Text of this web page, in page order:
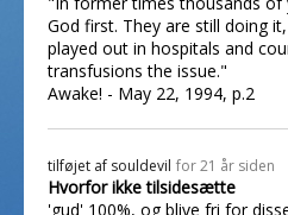
God first. They are still doing
played out in hospitals and
transfusions the issue."
Awake! - May 22, 1994, p.2
tilføjet af souldevil for 21 år siden
Hvorfor ikke tilsidesætte
'gud' 100%, og blive fri for